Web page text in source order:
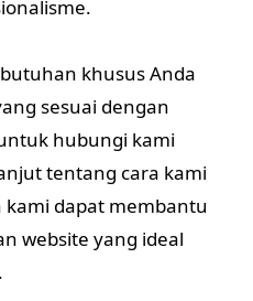
khusus Anda
sesuai dengan
hubungi kami
tentang cara kami
dapat membantu
website yang ideal